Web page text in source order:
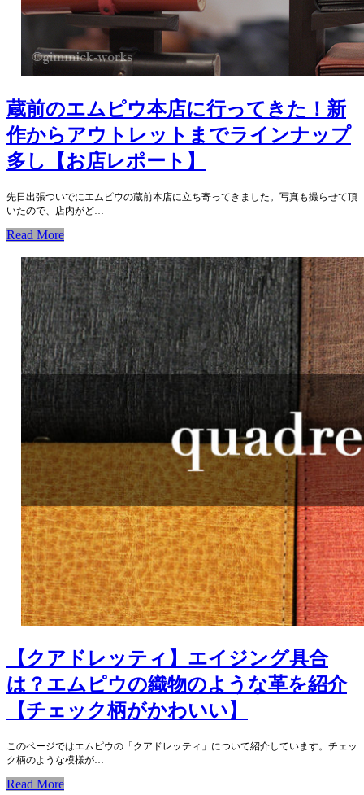
蔵前のエムピウ本店に行ってきた！新
作からアウトレットまでラインナップ
多し【お店レポート】
先日出張ついでにエムピウの蔵前本店に立ち寄ってきました。写真も撮らせて頂
いたので、店内がど…
Read More
【クアドレッティ】エイジング具合
は？エムピウの織物のような革を紹介
【チェック柄がかわいい】
このページではエムピウの「クアドレッティ」について紹介しています。チェッ
ク柄のような模様が…
Read More